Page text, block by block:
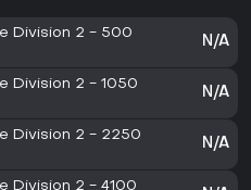
Division 2 - 500
N/A
Division 2 - 1050
N/A
Division 2 - 2250
N/A
Division 2 - 4100